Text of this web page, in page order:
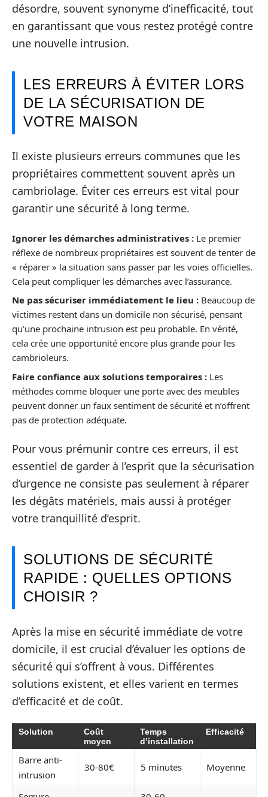
désordre, souvent synonyme d’inefficacité, tout
en garantissant que vous restez protégé contre
une nouvelle intrusion.
LES ERREURS À ÉVITER LORS
DE LA SÉCURISATION DE
VOTRE MAISON
Il existe plusieurs erreurs communes que les
propriétaires commettent souvent après un
cambriolage. Éviter ces erreurs est vital pour
garantir une sécurité à long terme.
Ignorer les démarches administratives : Le premier
réflexe de nombreux propriétaires est souvent de tenter de
« réparer » la situation sans passer par les voies officielles.
Cela peut compliquer les démarches avec l’assurance.
Ne pas sécuriser immédiatement le lieu : Beaucoup de
victimes restent dans un domicile non sécurisé, pensant
qu’une prochaine intrusion est peu probable. En vérité,
cela crée une opportunité encore plus grande pour les
cambrioleurs.
Faire confiance aux solutions temporaires : Les
méthodes comme bloquer une porte avec des meubles
peuvent donner un faux sentiment de sécurité et n’offrent
pas de protection adéquate.
Pour vous prémunir contre ces erreurs, il est
essentiel de garder à l’esprit que la sécurisation
d’urgence ne consiste pas seulement à réparer
les dégâts matériels, mais aussi à protéger
votre tranquillité d’esprit.
SOLUTIONS DE SÉCURITÉ
RAPIDE : QUELLES OPTIONS
CHOISIR ?
Après la mise en sécurité immédiate de votre
domicile, il est crucial d’évaluer les options de
sécurité qui s’offrent à vous. Différentes
solutions existent, et elles varient en termes
d’efficacité et de coût.
Solution
Coût
moyen
Temps
d’installation
Efficacité
Barre anti-
intrusion
30-80€ 5 minutes Moyenne